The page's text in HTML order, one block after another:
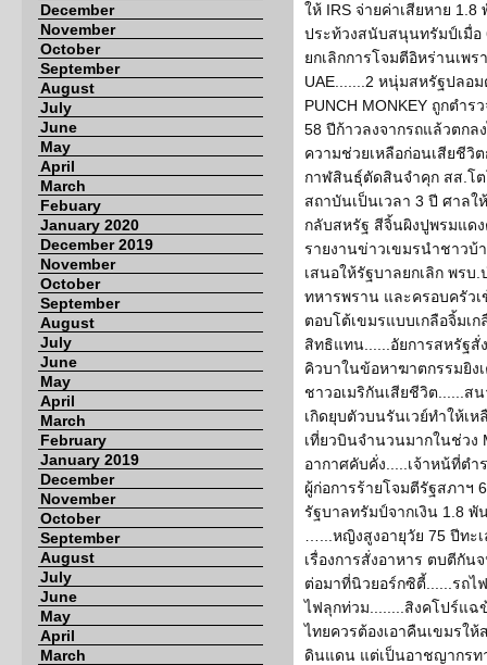
December
November
October
September
August
July
June
May
April
March
Febuary
January 2020
December 2019
November
October
September
August
July
June
May
April
March
February
January 2019
December
November
October
September
August
July
June
May
April
March
ให้ IRS จ่ายค่าเสียหาย
ประท้วงสนับสนุนทรัมป์เมื่อ
ยกเลิกการโจมตีอิหร่านเพ
UAE.......2 หนุ่มสหรัฐปลอ
PUNCH MONKEY ถูกตำ
58 ปีก้าวลงจากรถแล้วตก
ความช่วยเหลือก่อนเสียชีวิ
กาฬสินธุ์ตัดสินจำคุก สส.โ
สถาบันเป็นเวลา 3 ปี ศาล
กลับสหรัฐ สีจิ้นผิงปูพรมแด
รายงานข่าวเขมรนำชาวบ้
เสนอให้รัฐบาลยกเลิก พร
ทหารพราน และครอบครัว
ตอบโต้เขมรแบบเกลือจิ้มเ
สิทธิแทน......อัยการสหรัฐสั่
คิวบาในข้อหาฆาตกรรมยิง
ชาวอเมริกันเสียชีวิต......ส
เกิดยุบตัวบนรันเวย์ทำให้เห
เที่ยวบินจำนวนมากในช่วง
อากาศคับคั่ง.....เจ้าหน้ที่ต
ผู้ก่อการร้ายโจมตีรัฐสภาฯ
รัฐบาลทรัมป์จากเงิน 1.8
…...หญิงสูงอายุวัย 75 ปีทะ
เรื่องการสั่งอาหาร ตบตีกั
ต่อมาที่นิวยอร์กซิตี้......รถ
ไฟลุกท่วม........สิงคโปร์แฉ
ไทยควรต้องเอาคืนเขมรใ
ดินแดน แต่เป็นอาชญากรท